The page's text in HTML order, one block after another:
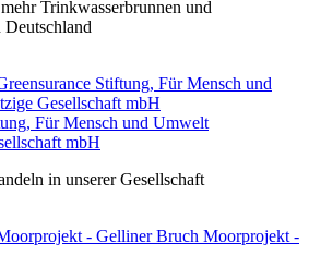
Trinkwasserbrunnen und
Für Mensch und Umwelt
mbH
in unserer Gesellschaft
Moorprojekt -